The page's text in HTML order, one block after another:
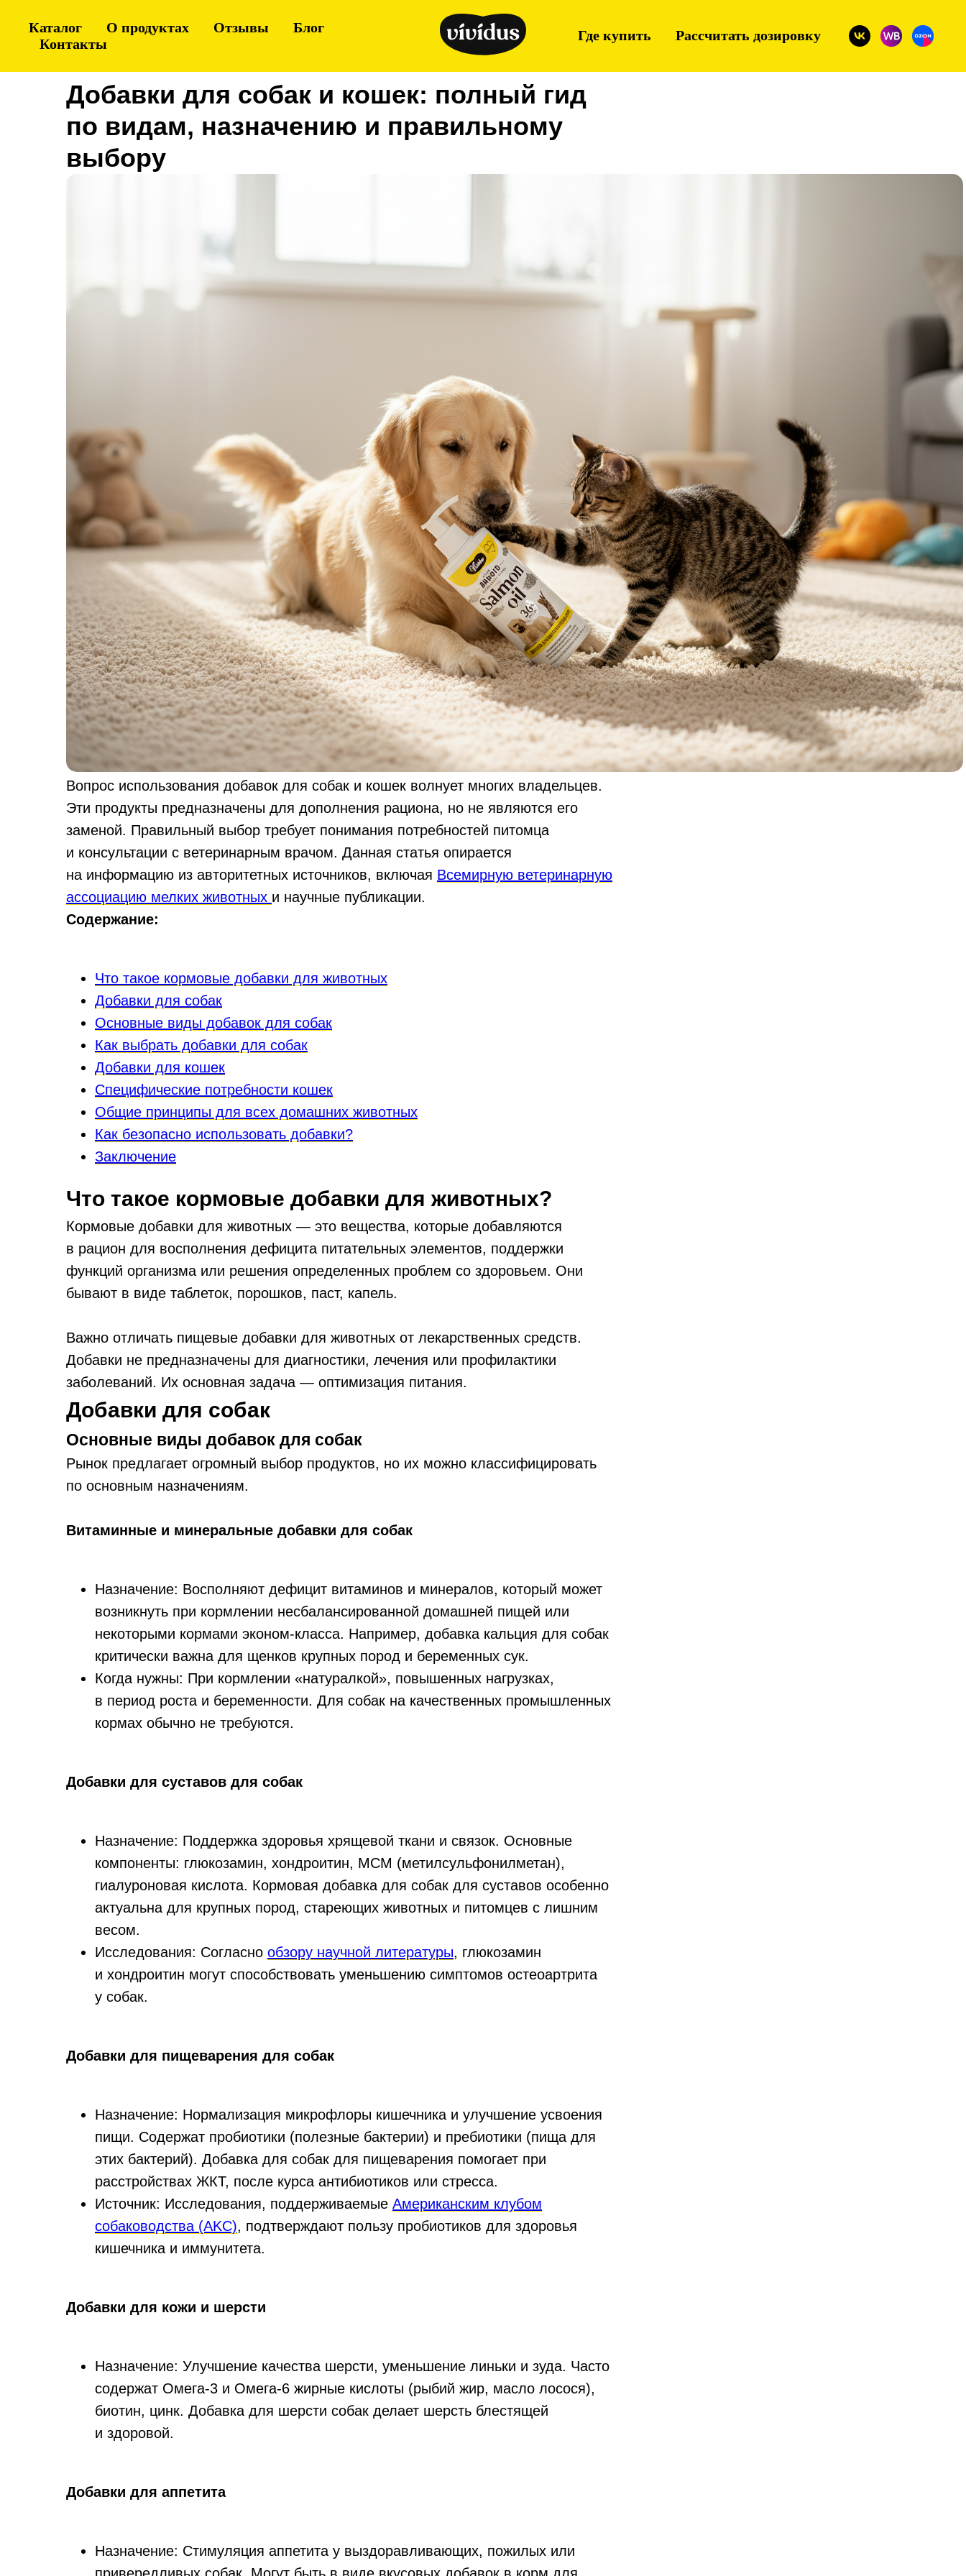
Каталог О продуктах Отзывы
Блог
Контакты
Где купить Рассчитать дозировку
Добавки для собак и кошек: полный гид
по видам, назначению и правильному
выбору
Вопрос использования добавок для собак и кошек волнует многих владельцев.
Эти продукты предназначены для дополнения рациона, но не являются его
заменой. Правильный выбор требует понимания потребностей питомца
и консультации с ветеринарным врачом. Данная статья опирается
на информацию из авторитетных источников, включая Всемирную ветеринарную
ассоциацию мелких животных и научные публикации.
Содержание:
Что такое кормовые добавки для животных
Добавки для собак
Основные виды добавок для собак
Как выбрать добавки для собак
Добавки для кошек
Специфические потребности кошек
Общие принципы для всех домашних животных
Как безопасно использовать добавки?
Заключение
Что такое кормовые добавки для животных?
Кормовые добавки для животных — это вещества, которые добавляются
в рацион для восполнения дефицита питательных элементов, поддержки
функций организма или решения определенных проблем со здоровьем. Они
бывают в виде таблеток, порошков, паст, капель.
Важно отличать пищевые добавки для животных от лекарственных средств.
Добавки не предназначены для диагностики, лечения или профилактики
заболеваний. Их основная задача — оптимизация питания.
Добавки для собак
Основные виды добавок для собак
Рынок предлагает огромный выбор продуктов, но их можно классифицировать
по основным назначениям.
Витаминные и минеральные добавки для собак
Назначение: Восполняют дефицит витаминов и минералов, который может
возникнуть при кормлении несбалансированной домашней пищей или
некоторыми кормами эконом-класса. Например, добавка кальция для собак
критически важна для щенков крупных пород и беременных сук.
Когда нужны: При кормлении «натуралкой», повышенных нагрузках,
в период роста и беременности. Для собак на качественных промышленных
кормах обычно не требуются.
Добавки для суставов для собак
Назначение: Поддержка здоровья хрящевой ткани и связок. Основные
компоненты: глюкозамин, хондроитин, МСМ (метилсульфонилметан),
гиалуроновая кислота. Кормовая добавка для собак для суставов особенно
актуальна для крупных пород, стареющих животных и питомцев с лишним
весом.
Исследования: Согласно обзору научной литературы, глюкозамин
и хондроитин могут способствовать уменьшению симптомов остеоартрита
у собак.
Добавки для пищеварения для собак
Назначение: Нормализация микрофлоры кишечника и улучшение усвоения
пищи. Содержат пробиотики (полезные бактерии) и пребиотики (пища для
этих бактерий). Добавка для собак для пищеварения помогает при
расстройствах ЖКТ, после курса антибиотиков или стресса.
Источник: Исследования, поддерживаемые Американским клубом
собаководства (AKC), подтверждают пользу пробиотиков для здоровья
кишечника и иммунитета.
Добавки для кожи и шерсти
Назначение: Улучшение качества шерсти, уменьшение линьки и зуда. Часто
содержат Омега-3 и Омега-6 жирные кислоты (рыбий жир, масло лосося),
биотин, цинк. Добавка для шерсти собак делает шерсть блестящей
и здоровой.
Добавки для аппетита
Назначение: Стимуляция аппетита у выздоравливающих, пожилых или